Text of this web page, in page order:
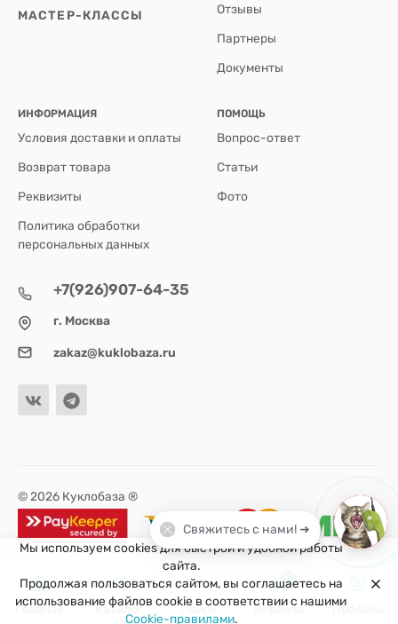
МАСТЕР-КЛАССЫ Отзывы
Партнеры
Документы
ИНФОРМАЦИЯ
Условия доставки и оплаты
Возврат товара
Реквизиты
Политика обработки
персональных данных
ПОМОЩЬ
Вопрос-ответ
Статьи
Фото
+7(926)907-64-35
г. Москва
zakaz@kuklobaza.ru
© 2026 Куклобаза ®
Мы используем cookies для быстрой и удобной работы
сайта.
Продолжая пользоваться сайтом, вы соглашаетесь на
использование файлов cookie в соответствии с нашими
Cookie-правилами.
Главная Каталог Поиск
0
Корзина Профиль
Свяжитесь с нами! ➜